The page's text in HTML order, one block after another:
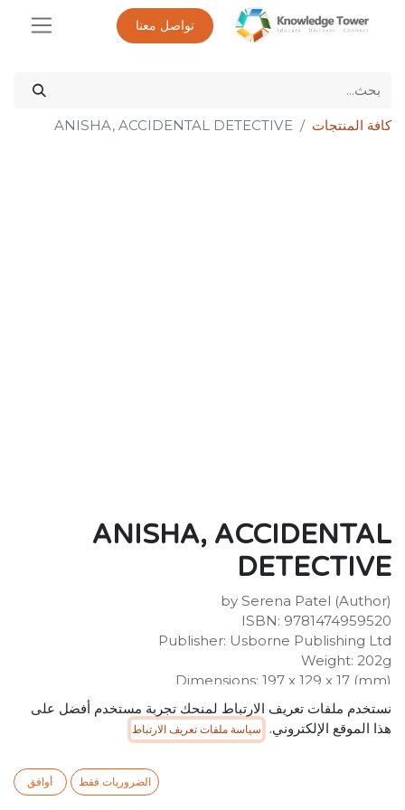
تواصل معنا
كافة المنتجات ANISHA, ACCIDENTAL DETECTIVE
ANISHA, ACCIDENTAL
DETECTIVE
by Serena Patel (Author)
ISBN: 9781474959520
Publisher: Usborne Publishing Ltd
Weight: 202g
Dimensions: 197 x 129 x 17 (mm)
Description:
"Perfect for younger detectives. So funny and clever
and sweet." Robin StevensWinner of the Sainsbury's
Novel for ChildrenHELP! My super-dramatic Aunty
Bindi is getting married tomorrow and she's having a
نستخدم ملفات تعريف الارتباط لمنحك تجربة مستخدم أفضل على
هذا الموقع الإلكتروني.
سياسة ملفات تعريف الارتباط
الضروريات فقط أوافق